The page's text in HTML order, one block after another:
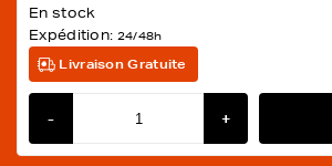
En stock
Expédition: 24/48h
Livraison Gratuite
- +